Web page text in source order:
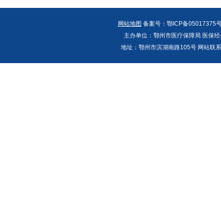
网站地图 备案号：鄂ICP备05017375
主办单位：鄂州市医疗保障局 医保
地址：鄂州市滨湖南路105号 网站